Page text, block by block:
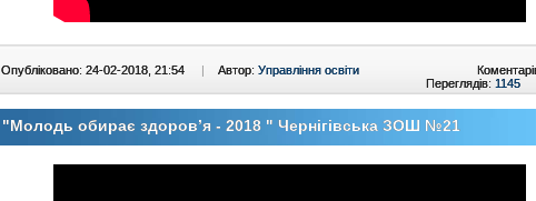
Опубліковано: 24-02-2018, 21:54 | Автор: Управління освіти
Переглядів: 1145
"Молодь обирає здоров’я - 2018 " Чернігівська ЗОШ №21